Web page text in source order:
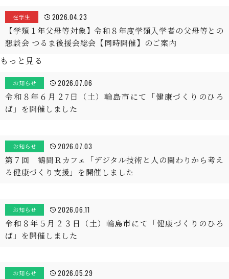
在学生 2026.04.23
【学類１年父母等対象】令和８年度学類入学者の父母等との
懇談会 つるま後援会総会【同時開催】のご案内
もっと見る
お知らせ 2026.07.06
令和８年６月２7日（土）輪島市にて「健康づくりのひろ
ば」を開催しました
お知らせ 2026.07.03
第７回 鶴間Ｒカフェ「デジタル技術と人の関わりから考え
る健康づくり支援」を開催しました
お知らせ 2026.06.11
令和８年５月２３日（土）輪島市にて「健康づくりのひろ
ば」を開催しました
お知らせ 2026.05.29